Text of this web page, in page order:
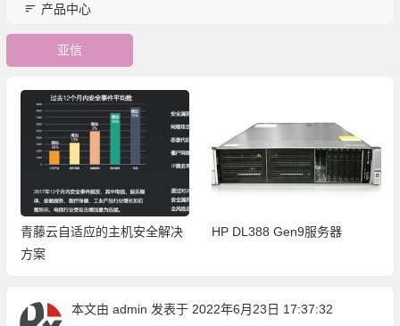
产品中心
亚信
青藤云自适应的主机安全解决
方案
HP DL388 Gen9服务器
本文由 admin 发表于 2022年6月23日 17:37:32